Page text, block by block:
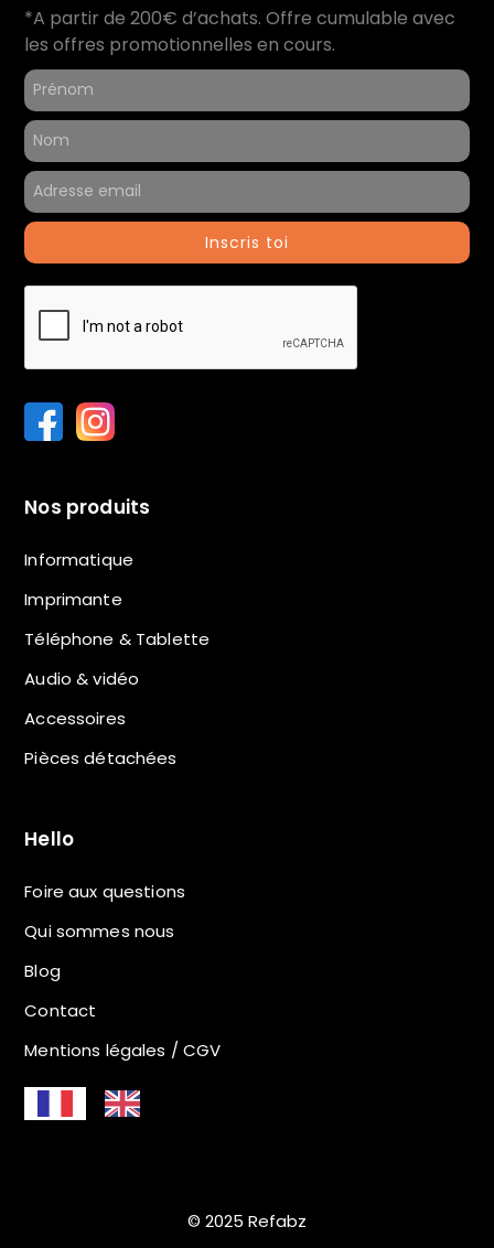
*A partir de 200€ d’achats. Offre cumulable avec
les offres promotionnelles en cours.
Inscris toi
Nos produits
Informatique
Imprimante
Téléphone & Tablette
Audio & vidéo
Accessoires
Pièces détachées
Hello
Foire aux questions
Qui sommes nous
Blog
Contact
Mentions légales / CGV
© 2025 Refabz